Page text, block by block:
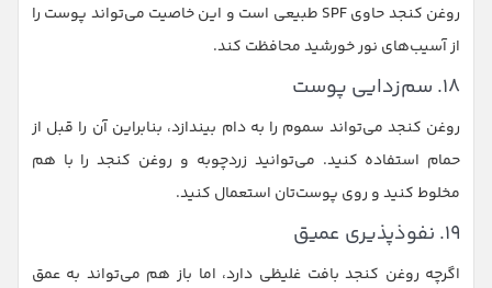
روغن کنجد حاوی SPF طبیعی است و این خاصیت می‌تواند پوست را
از آسیب‌های نور خورشید محافظت کند.
۱۸. سم‌زدایی پوست
روغن کنجد می‌تواند سموم را به دام بیندازد، بنابراین آن را قبل از
حمام استفاده کنید. می‌توانید زردچوبه و روغن کنجد را با هم
مخلوط کنید و روی پوست‌تان استعمال کنید.
۱۹. نفوذپذیری عمیق
اگرچه روغن کنجد بافت غلیظی دارد، اما باز هم می‌تواند به عمق